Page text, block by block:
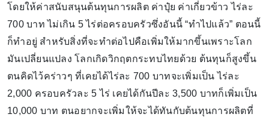
โดยให้ค่าสนับสนุนต้นทุนการผลิต ค่าปุ๋ย ค่าเกี่ยวข้าว ไร่ละ
700 บาท ไม่เกิน 5 ไร่ต่อครอบครัวซึ่งอันนี้ “ทำไปแล้ว” ตอนนี้
ก็ทำอยู่ สำหรับสิ่งที่จะทำต่อไปคือเพิ่มให้มากขึ้นเพราะโลก
มันเปลี่ยนแปลง โลกเกิดวิกฤตกระทบไทยด้วย ต้นทุนก็สูงขึ้น
ตนคิดไว้คร่าวๆ ที่เคยได้ไร่ละ 700 บาทจะเพิ่มเป็น ไร่ละ
2,000 ครอบครัวละ 5 ไร่ เคยได้กันปีละ 3,500 บาทก็เพิ่มเป็น
10,000 บาท ตนอยากจะเพิ่มให้จะได้ทันกับต้นทุนการผลิตที่